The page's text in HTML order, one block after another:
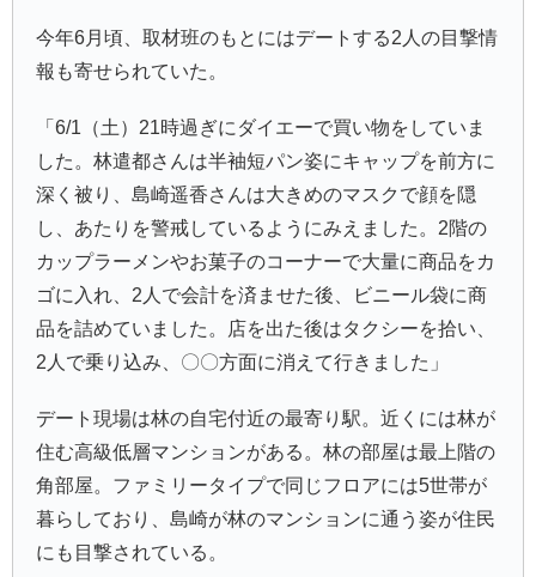
今年6月頃、取材班のもとにはデートする2人の目撃情
報も寄せられていた。
「6/1（土）21時過ぎにダイエーで買い物をしていま
した。林遣都さんは半袖短パン姿にキャップを前方に
深く被り、島崎遥香さんは大きめのマスクで顔を隠
し、あたりを警戒しているようにみえました。2階の
カップラーメンやお菓子のコーナーで大量に商品をカ
ゴに入れ、2人で会計を済ませた後、ビニール袋に商
品を詰めていました。店を出た後はタクシーを拾い、
2人で乗り込み、〇〇方面に消えて行きました」
デート現場は林の自宅付近の最寄り駅。近くには林が
住む高級低層マンションがある。林の部屋は最上階の
角部屋。ファミリータイプで同じフロアには5世帯が
暮らしており、島崎が林のマンションに通う姿が住民
にも目撃されている。